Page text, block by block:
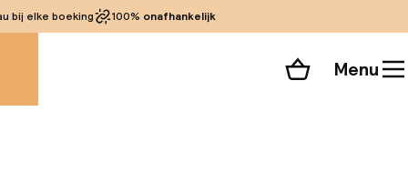
bij elke boeking 100% onafhankelijk
Winkelmand
Menu